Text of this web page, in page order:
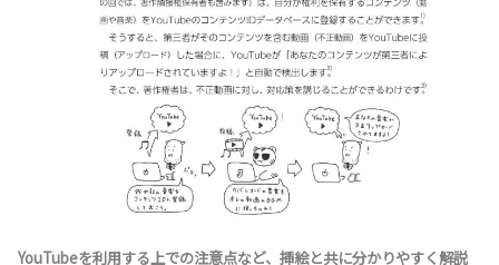
YouTubeを利用する上での注意点など、挿絵と共に分かりやすく解説